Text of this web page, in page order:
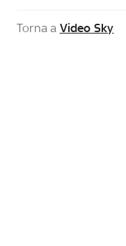
Torna a Video Sky